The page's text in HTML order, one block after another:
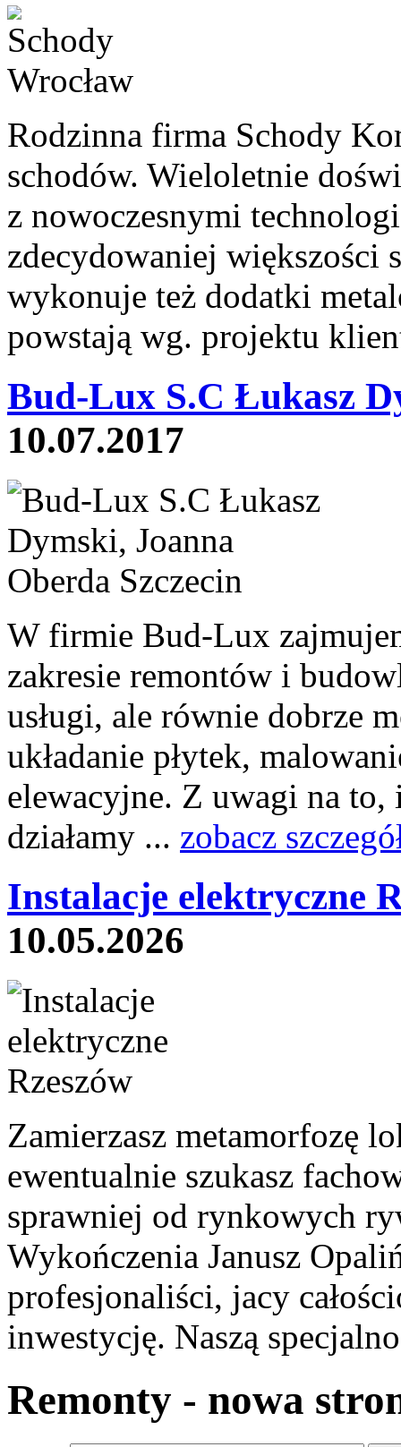
Rodzinna firma Schody
schodów. Wieloletnie
z nowoczesnymi
zdecydowaniej większości
wykonuje też dodatki
powstają wg. projektu
Bud-Lux S.C Łukasz
10.07.2017
W firmie Bud-Lux
zakresie remontów i
usługi, ale równie dobrze
układanie płytek,
elewacyjne. Z uwagi na to,
działamy ... zobacz
Instalacje elektryczne
10.05.2026
Zamierzasz metamorfozę
ewentualnie szukasz
sprawniej od rynkowych
Wykończenia Janusz
profesjonaliści, jacy
inwestycję. Naszą
Remonty - nowa